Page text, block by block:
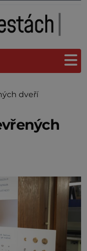
dveří